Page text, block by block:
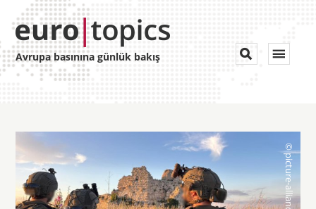
Avrupa basınına günlük bakış Toggle

